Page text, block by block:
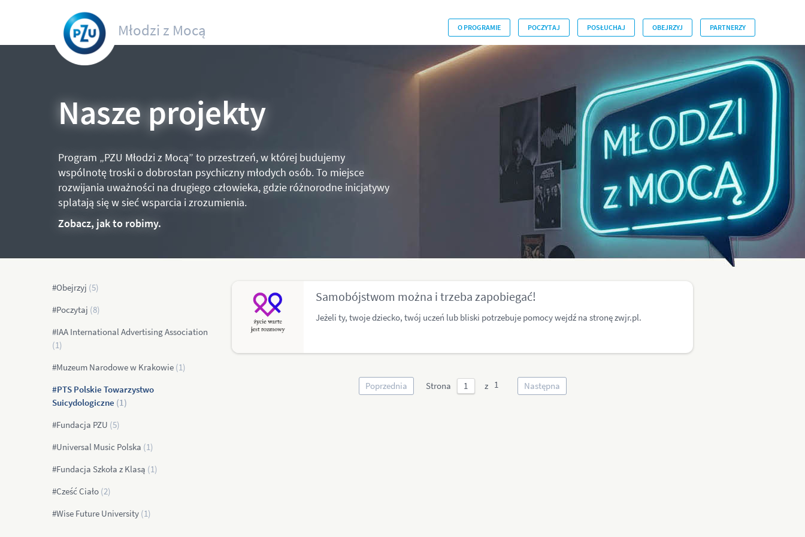
Młodzi z Mocą O PROGRAMIE POCZYTAJ POSŁUCHAJ OBEJRZYJ PARTNERZY
Nasze projekty
Program „PZU Młodzi z Mocą” to przestrzeń, w której budujemy
wspólnotę troski o dobrostan psychiczny młodych osób. To miejsce
rozwijania uważności na drugiego człowieka, gdzie różnorodne inicjatywy
splatają się w sieć wsparcia i zrozumienia.
Zobacz, jak to robimy.
#Obejrzyj (5)
#Poczytaj (8)
#IAA International Advertising Association
(1)
#Muzeum Narodowe w Krakowie (1)
#PTS Polskie Towarzystwo
Suicydologiczne (1)
#Fundacja PZU (5)
#Universal Music Polska (1)
#Fundacja Szkoła z Klasą (1)
#Cześć Ciało (2)
#Wise Future University (1)
Samobójstwom można i trzeba zapobiegać!
Jeżeli ty, twoje dziecko, twój uczeń lub bliski potrzebuje pomocy wejdź na stronę zwjr.pl.
Strona
Poprzednia Następna